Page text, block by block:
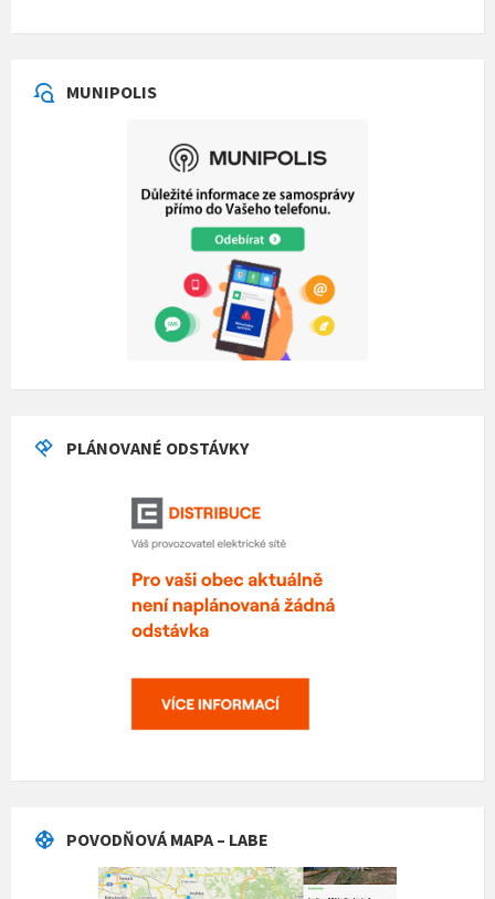
MUNIPOLIS
PLÁNOVANÉ ODSTÁVKY
POVODŇOVÁ MAPA – LABE